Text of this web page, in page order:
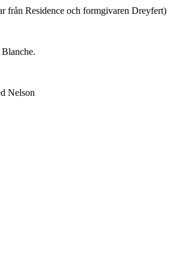
från Residence och formgivaren Dreyfert)
Nelson